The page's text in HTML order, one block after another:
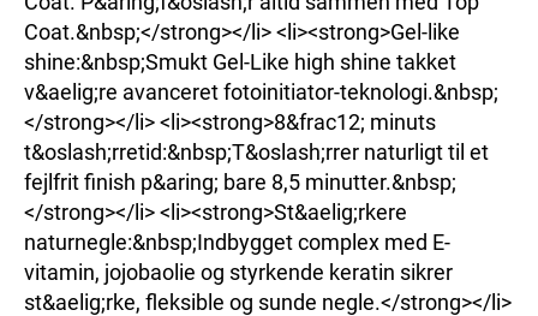
Coat.&nbsp;</strong></li> <li><strong>Gel-like
shine:&nbsp;Smukt Gel-Like high shine takket
v&aelig;re avanceret fotoinitiator-teknologi.&nbsp;
</strong></li> <li><strong>8&frac12; minuts
t&oslash;rretid:&nbsp;T&oslash;rrer naturligt til et
fejlfrit finish p&aring; bare 8,5 minutter.&nbsp;
</strong></li> <li><strong>St&aelig;rkere
naturnegle:&nbsp;Indbygget complex med E-
vitamin, jojobaolie og styrkende keratin sikrer
st&aelig;rke, fleksible og sunde negle.</strong></li>